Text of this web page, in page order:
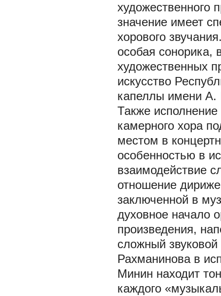
художественного
значение имеет
хорового
особая
художественных
искусство
капеллы имени
Также
камерного хора
местом в
особенностью в
взаимодействие
отношение
заключенной в
духовное начало
произведения,
сложный
Рахманинова в
Минин находит
каждого